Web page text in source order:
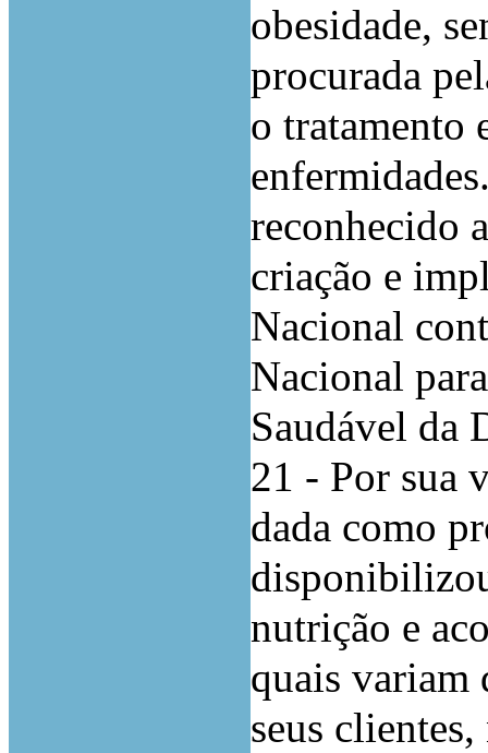
obesidade,
procurada
o tratamento
reconhecido
criação e
Nacional
Nacional
Saudável da
21 - Por sua
dada como
nutrição e
quais variam
seus